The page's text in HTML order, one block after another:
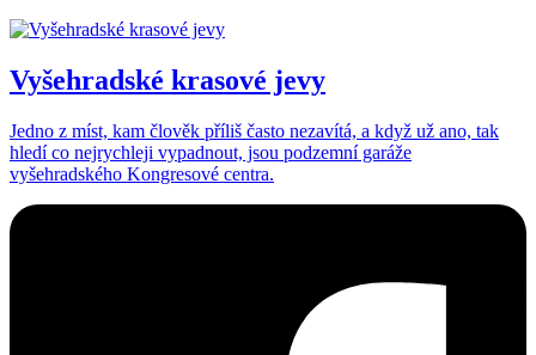
Vyšehradské krasové jevy
Jedno z míst, kam člověk příliš často nezavítá, a když už ano, tak
hledí co nejrychleji vypadnout, jsou podzemní garáže
vyšehradského Kongresové centra.